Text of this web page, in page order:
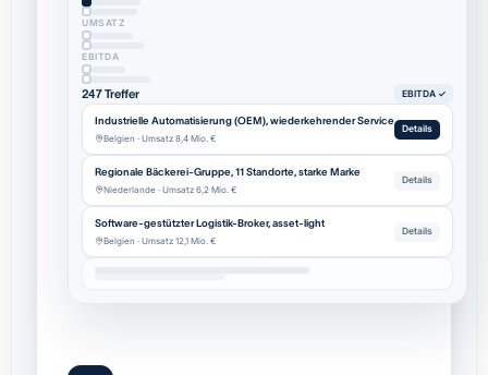
UMSATZ
EBITDA
247 Treffer EBITDA ✓
Industrielle Automatisierung (OEM), wiederkehrender Service
Belgien · Umsatz 8,4 Mio. €
Details
Regionale Bäckerei-Gruppe, 11 Standorte, starke Marke
Niederlande · Umsatz 6,2 Mio. €
Details
Software-gestützter Logistik-Broker, asset-light
Belgien · Umsatz 12,1 Mio. €
Details